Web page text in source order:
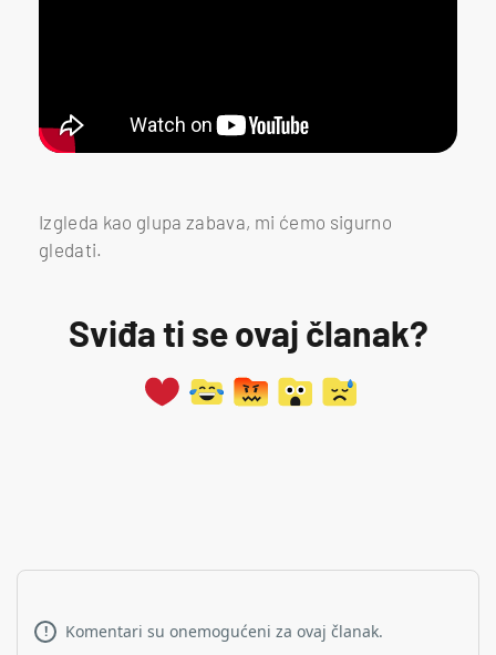
Izgleda kao glupa zabava, mi ćemo sigurno
gledati.
Sviđa ti se ovaj članak?
! Komentari su onemogućeni za ovaj članak.